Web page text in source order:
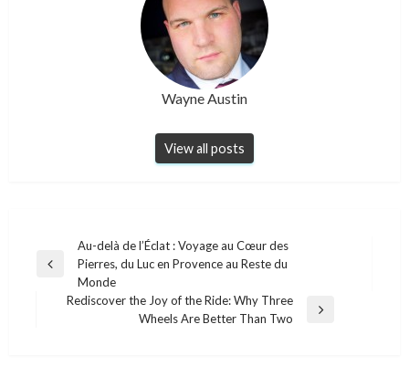
Wayne Austin
View all posts
navigation
Previous
Au-delà de l’Éclat : Voyage au Cœur des
Pierres, du Luc en Provence au Reste du
Monde
Rediscover the Joy of the Ride: Why Three
Wheels Are Better Than Two